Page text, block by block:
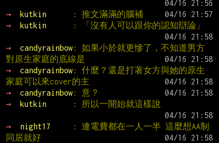
→
kutkin : 推文滿滿的腦補
→
kutkin
: 「沒有人可以跟你的認知辯論」
→
candyrainbow: 如果小於就更慘了，不知道男方
對原生家庭的底線是
→
candyrainbow: 什麼？還是打著女方與她的原生
家庭可以來cover的主
→
candyrainbow: 意？
→
kutkin
: 所以一開始就這樣說
→
night17
: 連電費都在一人一半 這麼想AA制
同居就好